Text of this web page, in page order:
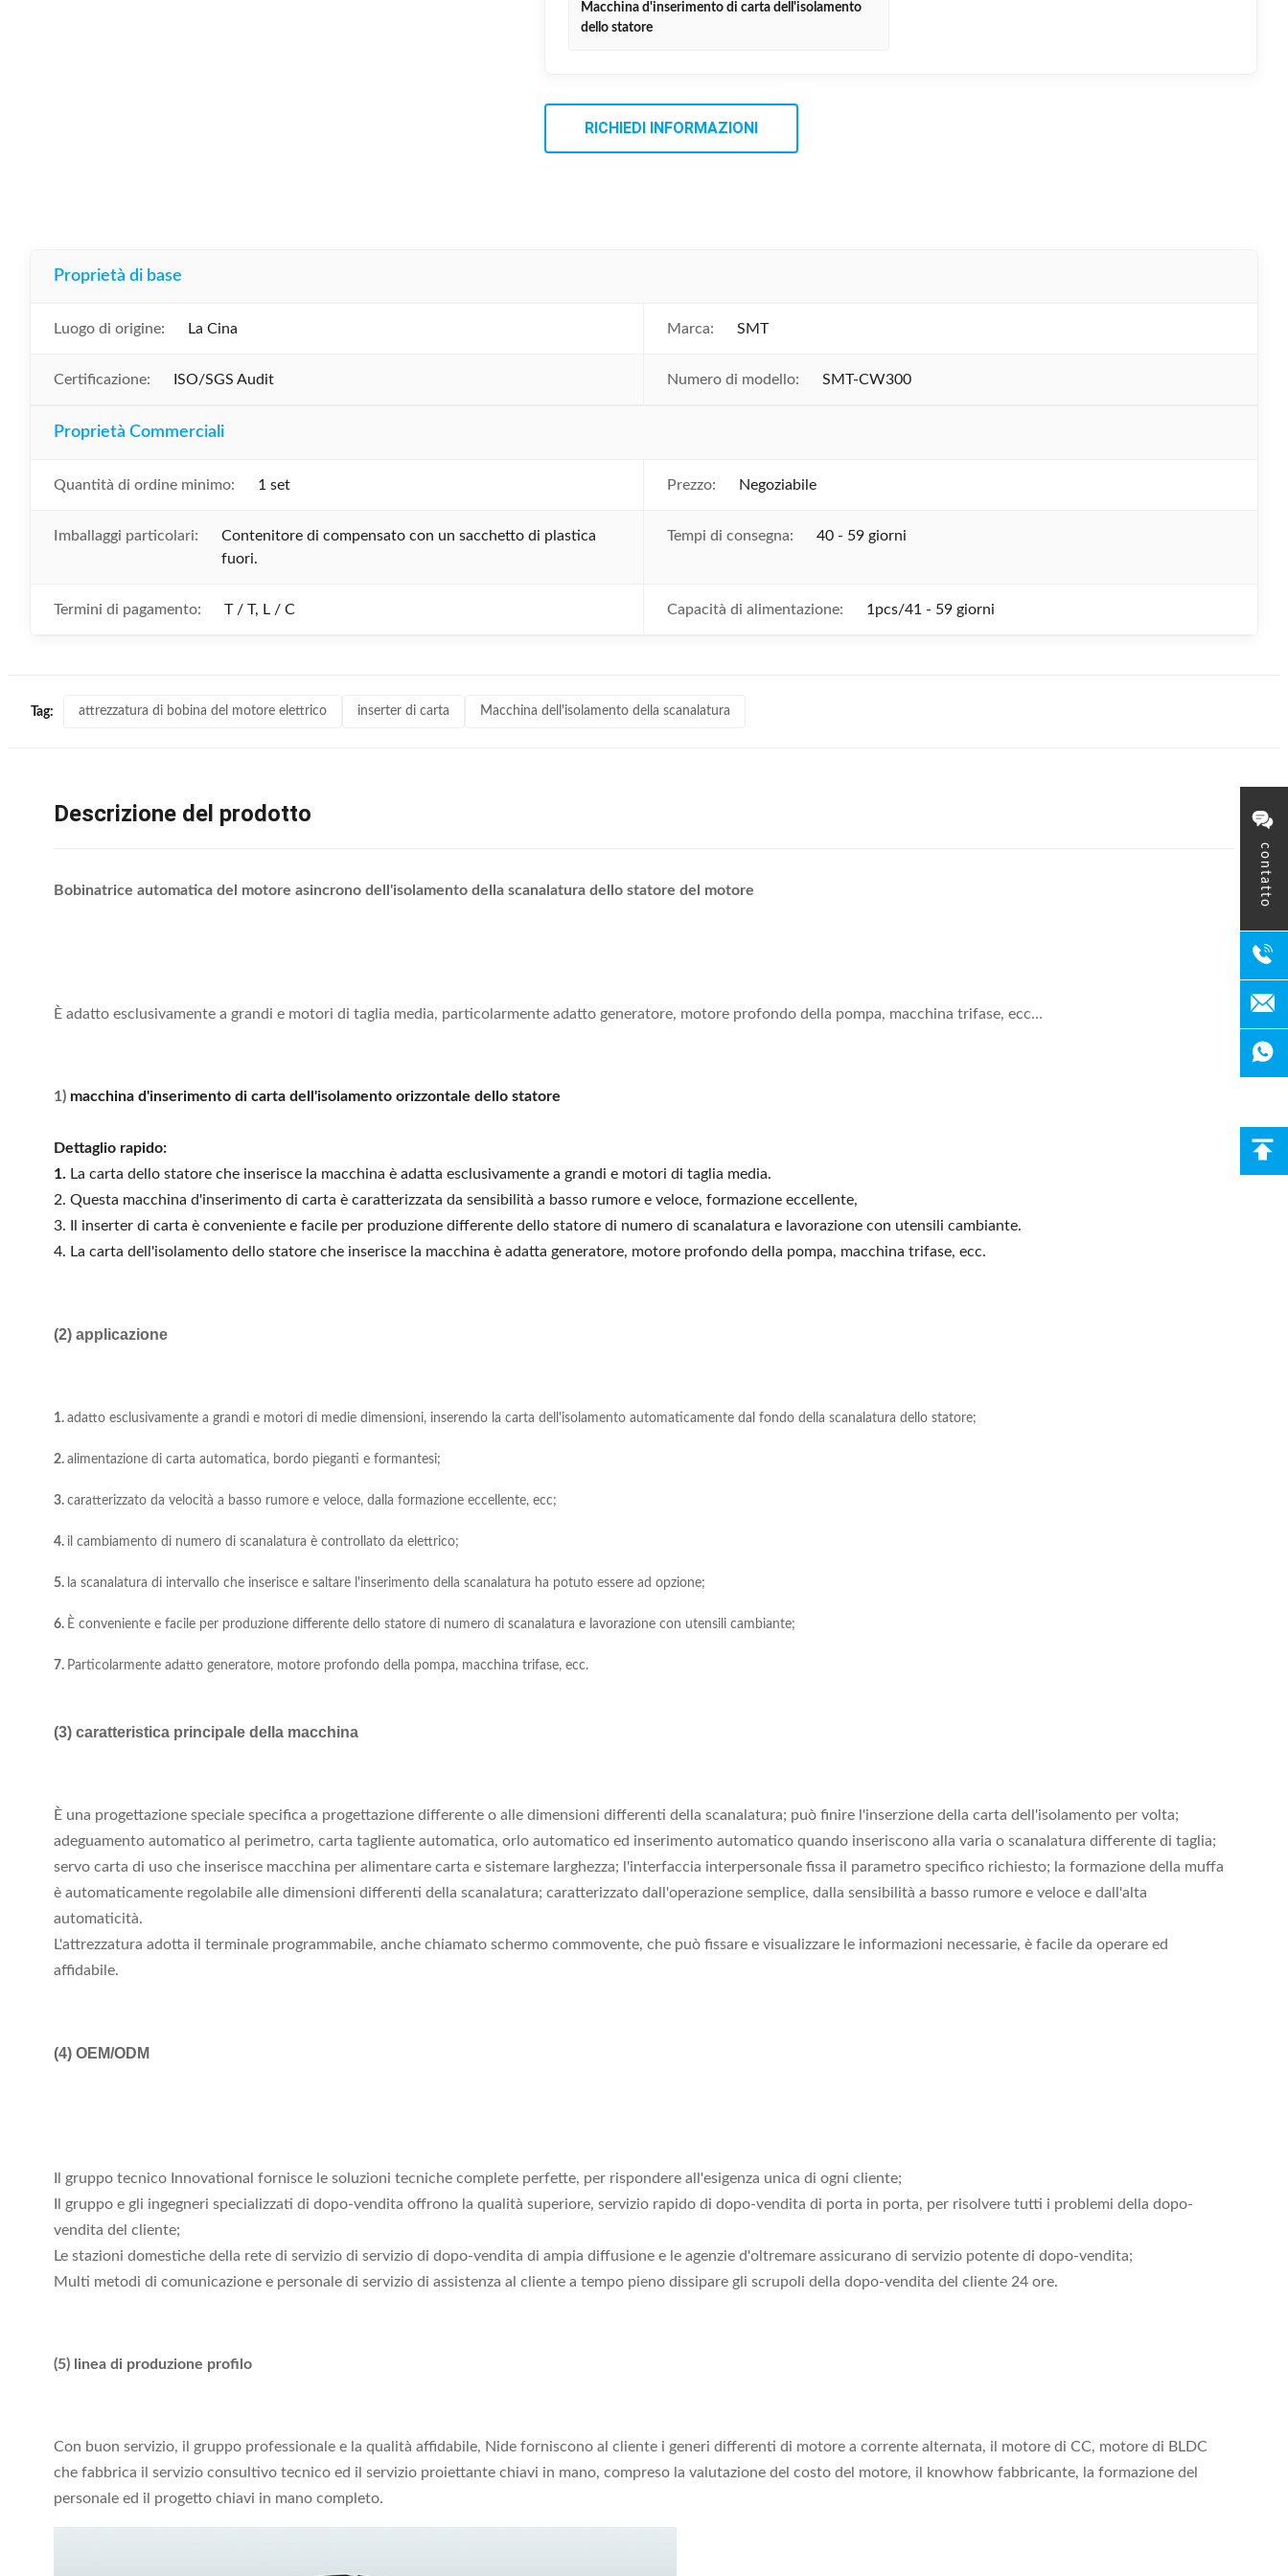
contatto
Macchina d'inserimento di carta dell'isolamento
dello statore
RICHIEDI INFORMAZIONI
Proprietà di base
Luogo di origine: La Cina Marca: SMT
Certificazione: ISO/SGS Audit Numero di modello: SMT-CW300
Proprietà Commerciali
Quantità di ordine minimo: 1 set Prezzo: Negoziabile
Imballaggi particolari:
Contenitore di compensato con un sacchetto di plastica
fuori.
Tempi di consegna: 40 - 59 giorni
Termini di pagamento: T / T, L / C Capacità di alimentazione: 1pcs/41 - 59 giorni
Tag: attrezzatura di bobina del motore elettrico inserter di carta Macchina dell'isolamento della scanalatura
Descrizione del prodotto
Bobinatrice automatica del motore asincrono dell'isolamento della scanalatura dello statore del motore
È adatto esclusivamente a grandi e motori di taglia media, particolarmente adatto generatore, motore profondo della pompa, macchina trifase, ecc…
1) macchina d'inserimento di carta dell'isolamento orizzontale dello statore
Dettaglio rapido:
1. La carta dello statore che inserisce la macchina è adatta esclusivamente a grandi e motori di taglia media.
2. Questa macchina d'inserimento di carta è caratterizzata da sensibilità a basso rumore e veloce, formazione eccellente,
3. Il inserter di carta è conveniente e facile per produzione differente dello statore di numero di scanalatura e lavorazione con utensili cambiante.
4. La carta dell'isolamento dello statore che inserisce la macchina è adatta generatore, motore profondo della pompa, macchina trifase, ecc.
(2) applicazione
1. adatto esclusivamente a grandi e motori di medie dimensioni, inserendo la carta dell'isolamento automaticamente dal fondo della scanalatura dello statore;
2. alimentazione di carta automatica, bordo pieganti e formantesi;
3. caratterizzato da velocità a basso rumore e veloce, dalla formazione eccellente, ecc;
4. il cambiamento di numero di scanalatura è controllato da elettrico;
5. la scanalatura di intervallo che inserisce e saltare l'inserimento della scanalatura ha potuto essere ad opzione;
6. È conveniente e facile per produzione differente dello statore di numero di scanalatura e lavorazione con utensili cambiante;
7. Particolarmente adatto generatore, motore profondo della pompa, macchina trifase, ecc.
(3) caratteristica principale della macchina
È una progettazione speciale specifica a progettazione differente o alle dimensioni differenti della scanalatura; può finire l'inserzione della carta dell'isolamento per volta;
adeguamento automatico al perimetro, carta tagliente automatica, orlo automatico ed inserimento automatico quando inseriscono alla varia o scanalatura differente di taglia;
servo carta di uso che inserisce macchina per alimentare carta e sistemare larghezza; l'interfaccia interpersonale fissa il parametro specifico richiesto; la formazione della muffa
è automaticamente regolabile alle dimensioni differenti della scanalatura; caratterizzato dall'operazione semplice, dalla sensibilità a basso rumore e veloce e dall'alta
automaticità.
L'attrezzatura adotta il terminale programmabile, anche chiamato schermo commovente, che può fissare e visualizzare le informazioni necessarie, è facile da operare ed
affidabile.
(4) OEM/ODM
Il gruppo tecnico Innovational fornisce le soluzioni tecniche complete perfette, per rispondere all'esigenza unica di ogni cliente;
Il gruppo e gli ingegneri specializzati di dopo-vendita offrono la qualità superiore, servizio rapido di dopo-vendita di porta in porta, per risolvere tutti i problemi della dopo-
vendita del cliente;
Le stazioni domestiche della rete di servizio di servizio di dopo-vendita di ampia diffusione e le agenzie d'oltremare assicurano di servizio potente di dopo-vendita;
Multi metodi di comunicazione e personale di servizio di assistenza al cliente a tempo pieno dissipare gli scrupoli della dopo-vendita del cliente 24 ore.
(5) linea di produzione profilo
Con buon servizio, il gruppo professionale e la qualità affidabile, Nide forniscono al cliente i generi differenti di motore a corrente alternata, il motore di CC, motore di BLDC
che fabbrica il servizio consultivo tecnico ed il servizio proiettante chiavi in mano, compreso la valutazione del costo del motore, il knowhow fabbricante, la formazione del
personale ed il progetto chiavi in mano completo.